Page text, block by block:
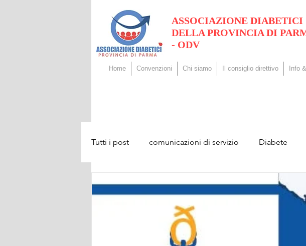
ASSOCIAZIONE DIABETICI
DELLA PROVINCIA DI
- ODV
Home Convenzioni Chi siamo Il consiglio direttivo Info
Tutti i post comunicazioni di servizio Diabete